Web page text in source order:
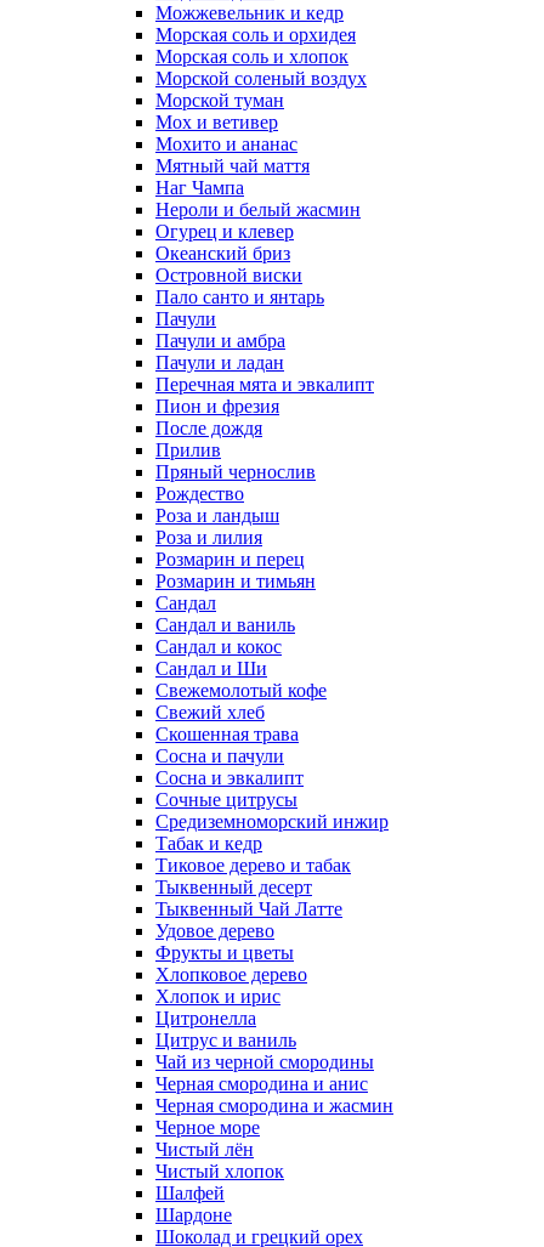
Можжевельник и кедр
Морская соль и орхидея
Морская соль и хлопок
Морской соленый воздух
Морской туман
Мох и ветивер
Мохито и ананас
Мятный чай маття
Наг Чампа
Нероли и белый жасмин
Огурец и клевер
Океанский бриз
Островной виски
Пало санто и янтарь
Пачули
Пачули и амбра
Пачули и ладан
Перечная мята и эвкалипт
Пион и фрезия
После дождя
Прилив
Пряный чернослив
Рождество
Роза и ландыш
Роза и лилия
Розмарин и перец
Розмарин и тимьян
Сандал
Сандал и ваниль
Сандал и кокос
Сандал и Ши
Свежемолотый кофе
Свежий хлеб
Скошенная трава
Сосна и пачули
Сосна и эвкалипт
Сочные цитрусы
Средиземноморский инжир
Табак и кедр
Тиковое дерево и табак
Тыквенный десерт
Тыквенный Чай Латте
Удовое дерево
Фрукты и цветы
Хлопковое дерево
Хлопок и ирис
Цитронелла
Цитрус и ваниль
Чай из черной смородины
Черная смородина и анис
Черная смородина и жасмин
Черное море
Чистый лён
Чистый хлопок
Шалфей
Шардоне
Шоколад и грецкий орех